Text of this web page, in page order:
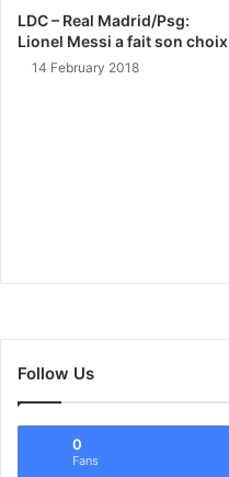
LDC – Real Madrid/Psg:
Lionel Messi a fait son choix
14 February 2018
Follow Us
0
Fans